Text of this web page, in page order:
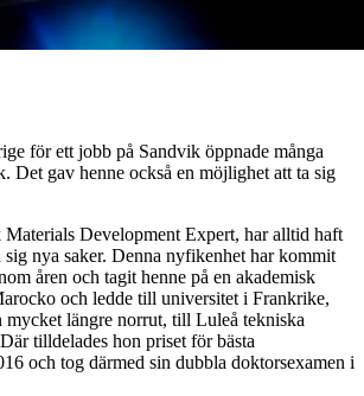
för ett jobb på Sandvik öppnade många
Det gav henne också en möjlighet att ta sig
Development Expert, har alltid haft
sig nya saker. Denna nyfikenhet har kommit
åren och tagit henne på en akademisk
och ledde till universitet i Frankrike,
mycket längre norrut, till Luleå tekniska
tilldelades hon priset för bästa
och tog därmed sin dubbla doktorsexamen i